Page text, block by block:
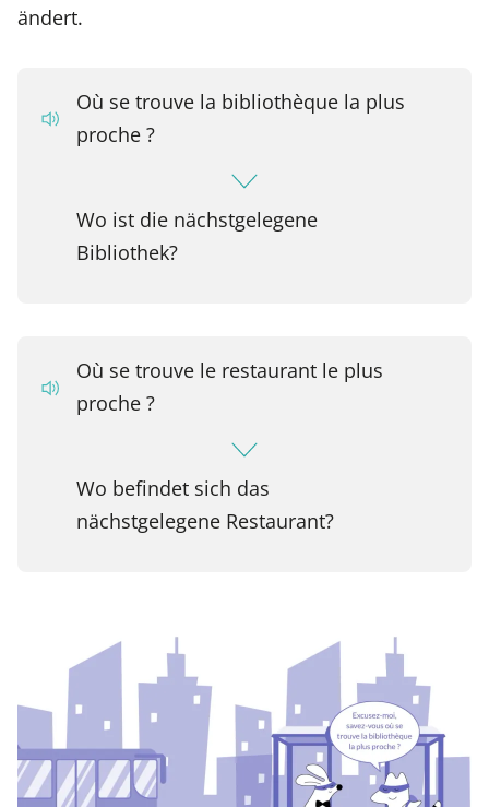
ändert.
Où se trouve la bibliothèque la plus
proche ?
Wo ist die nächstgelegene
Bibliothek?
Où se trouve le restaurant le plus
proche ?
Wo befindet sich das
nächstgelegene Restaurant?